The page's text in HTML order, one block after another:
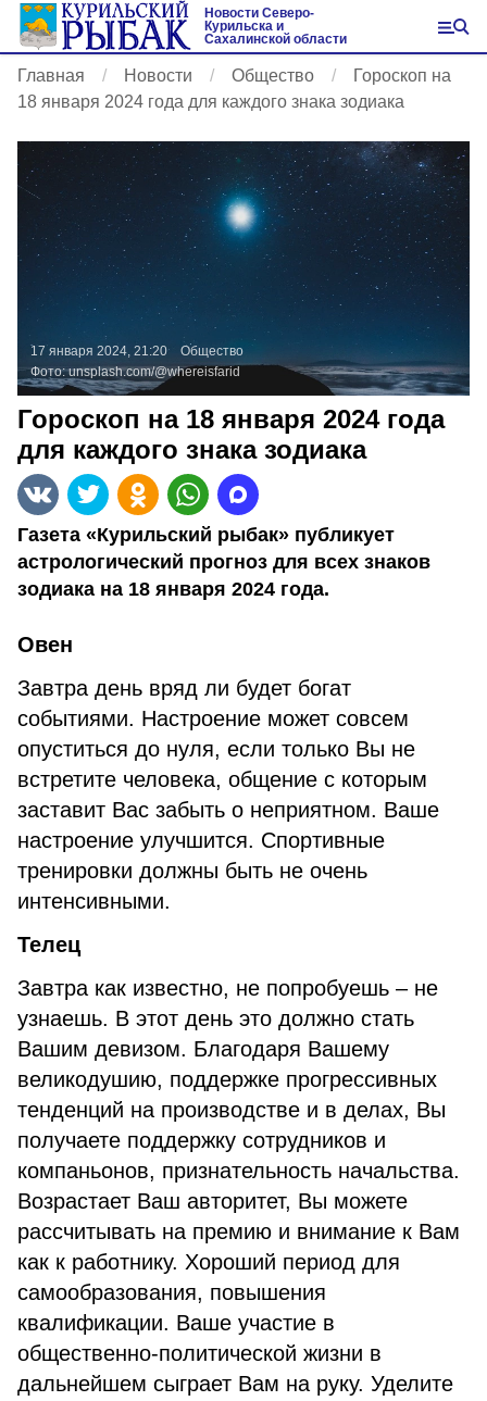
Новости Северо-
Курильска и
Сахалинской области
Главная Новости Общество
Гороскоп на
18 января 2024 года для каждого знака зодиака
17 января 2024, 21:20
Общество
Фото:unsplash.com/@whereisfarid
Гороскоп на 18 января 2024 года
для каждого знака зодиака
Газета «Курильский рыбак» публикует
астрологический прогноз для всех знаков
зодиака на 18 января 2024 года.
Овен
Завтра день вряд ли будет богат
событиями. Настроение может совсем
опуститься до нуля, если только Вы не
встретите человека, общение с которым
заставит Вас забыть о неприятном. Ваше
настроение улучшится. Спортивные
тренировки должны быть не очень
интенсивными.
Телец
Завтра как известно, не попробуешь – не
узнаешь. В этот день это должно стать
Вашим девизом. Благодаря Вашему
великодушию, поддержке прогрессивных
тенденций на производстве и в делах, Вы
получаете поддержку сотрудников и
компаньонов, признательность начальства.
Возрастает Ваш авторитет, Вы можете
рассчитывать на премию и внимание к Вам
как к работнику. Хороший период для
самообразования, повышения
квалификации. Ваше участие в
общественно-политической жизни в
дальнейшем сыграет Вам на руку. Уделите